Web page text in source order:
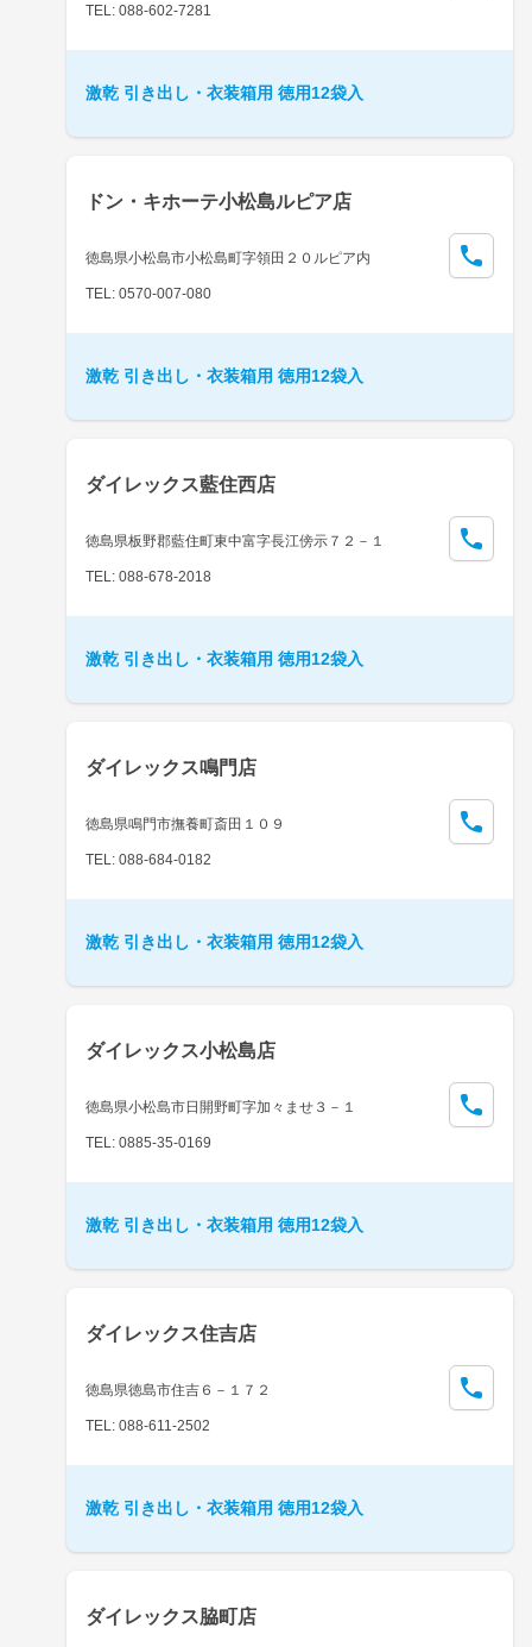
TEL: 088-602-7281
激乾 引き出し・衣装箱用 徳用12袋入
ドン・キホーテ小松島ルピア店
徳島県小松島市小松島町字領田２０ルピア内
TEL: 0570-007-080
激乾 引き出し・衣装箱用 徳用12袋入
ダイレックス藍住西店
徳島県板野郡藍住町東中富字長江傍示７２－１
TEL: 088-678-2018
激乾 引き出し・衣装箱用 徳用12袋入
ダイレックス鳴門店
徳島県鳴門市撫養町斎田１０９
TEL: 088-684-0182
激乾 引き出し・衣装箱用 徳用12袋入
ダイレックス小松島店
徳島県小松島市日開野町字加々ませ３－１
TEL: 0885-35-0169
激乾 引き出し・衣装箱用 徳用12袋入
ダイレックス住吉店
徳島県徳島市住吉６－１７２
TEL: 088-611-2502
激乾 引き出し・衣装箱用 徳用12袋入
ダイレックス脇町店